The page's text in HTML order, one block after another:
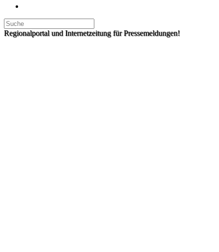
Regionalportal und Internetzeitung für Pressemeldungen!